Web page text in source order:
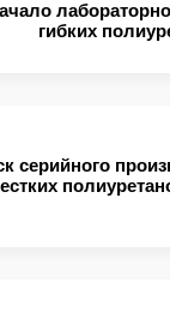
гибких
серийного